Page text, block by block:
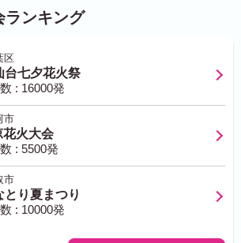
ランキング
区
台七夕花火祭
: 16000発
市
花火大会
: 5500発
市
とり夏まつり
: 10000発